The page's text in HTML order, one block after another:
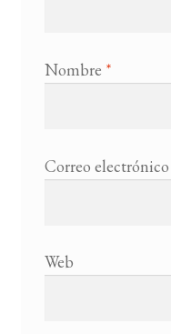
Nombre *
Correo electrónico
Web